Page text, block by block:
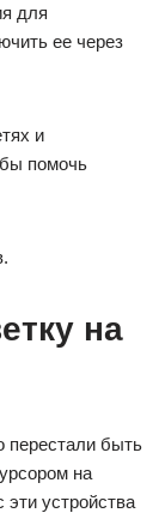
для
ее через
и
помочь
на
быть
на
устройства